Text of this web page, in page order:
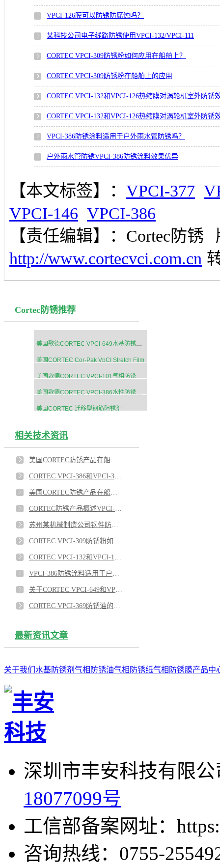
VPCI-126膜可以防锈防腐蚀吗？
某科技公司电子线路防锈使用VPCI-132/VPCI-111
CORTEC VPCI-309防锈粉如何应用在船舶上？
CORTEC VPCI-309防锈粉在船舶上的应用
CORTEC VPCI-132和VPCI-126热缩膜对涡轮机室外防锈
CORTEC VPCI-132和VPCI-126热缩膜对涡轮机室外防锈
VPCI-386防锈涂料适用于户外雨水管防锈吗？
户外雨水管防锈VPCI-386防锈涂料效果优异
【本文标签】： VPCI-377
VPCI-146 VPCI-386
【责任编辑】： Cortec防锈
http://www.cortecvci.com.cn
Cortec防锈推荐
美国歌德CORTEC VPCI-649水基防锈添加剂
美国CORTEC Cor-Pak VpCI Stretch Film
美国歌德CORTEC VPCI-101气相防锈海绵
美国歌德CORTEC VPCI-386水性防锈涂料
美国CORTEC 迁移型钢筋阻锈剂
相关技术资讯
最新资讯文章
关于我们 水基防锈剂 气相防锈油气相防锈纸气相防锈膜产品中
深圳市丰安科技有限
18077099号
工信部备案网址：
咨询热线：0755-